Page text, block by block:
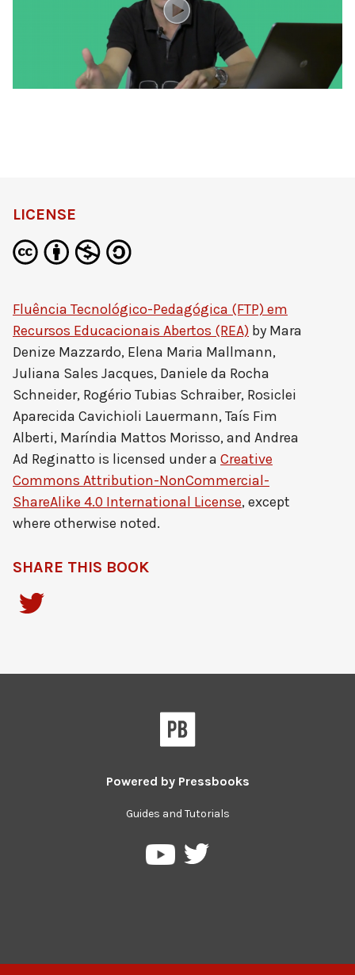
LICENSE
Fluência Tecnológico-Pedagógica (FTP) em
Recursos Educacionais Abertos (REA) by Mara
Denize Mazzardo, Elena Maria Mallmann,
Juliana Sales Jacques, Daniele da Rocha
Schneider, Rogério Tubias Schraiber, Rosiclei
Aparecida Cavichioli Lauermann, Taís Fim
Alberti, Maríndia Mattos Morisso, and Andrea
Ad Reginatto is licensed under a Creative
Commons Attribution-NonCommercial-
ShareAlike 4.0 International License, except
where otherwise noted.
SHARE THIS BOOK
Powered by Pressbooks
Guides and Tutorials
PressbooksPressbooks